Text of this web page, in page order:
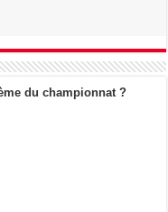
du championnat ?